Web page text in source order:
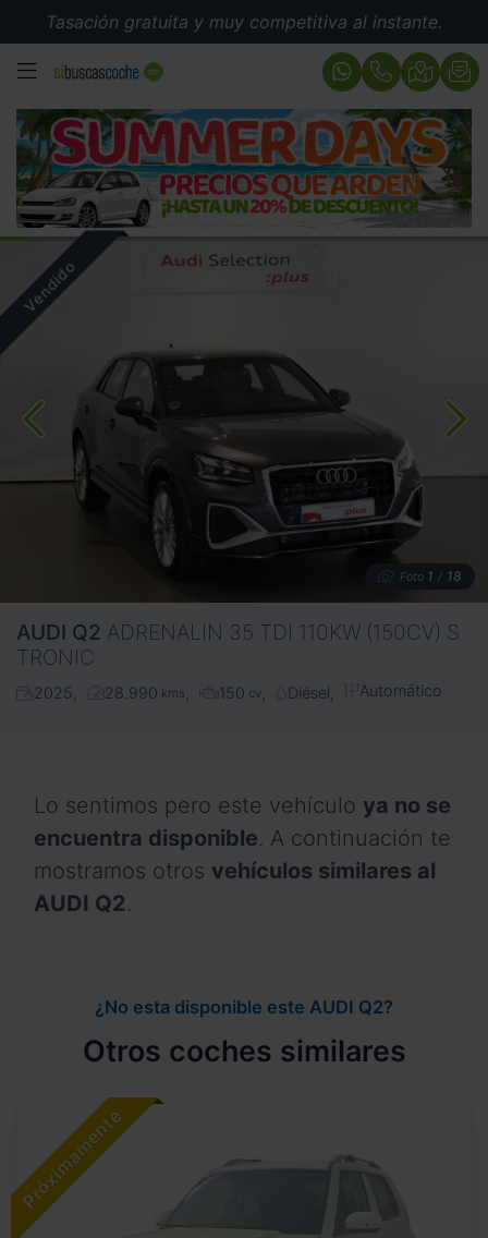
Tasación gratuita y muy competitiva al instante.
MENÚ
Foto 1 / 18
AUDI Q2 ADRENALIN 35 TDI 110KW (150CV) S
TRONIC
2025 28.990 kms 150 cv Diésel Automático
Lo sentimos pero este vehículo ya no se
encuentra disponible. A continuación te
mostramos otros vehículos similares al
AUDI Q2.
¿No esta disponible este AUDI Q2?
Otros coches similares